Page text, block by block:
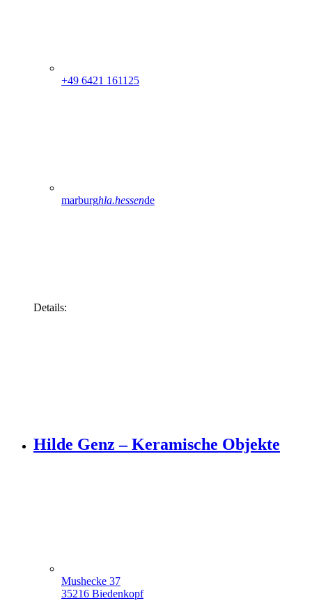
+49 6421 161125
marburghla.hessende
Details:
Hilde Genz – Keramische Objekte
Mushecke 37
35216 Biedenkopf